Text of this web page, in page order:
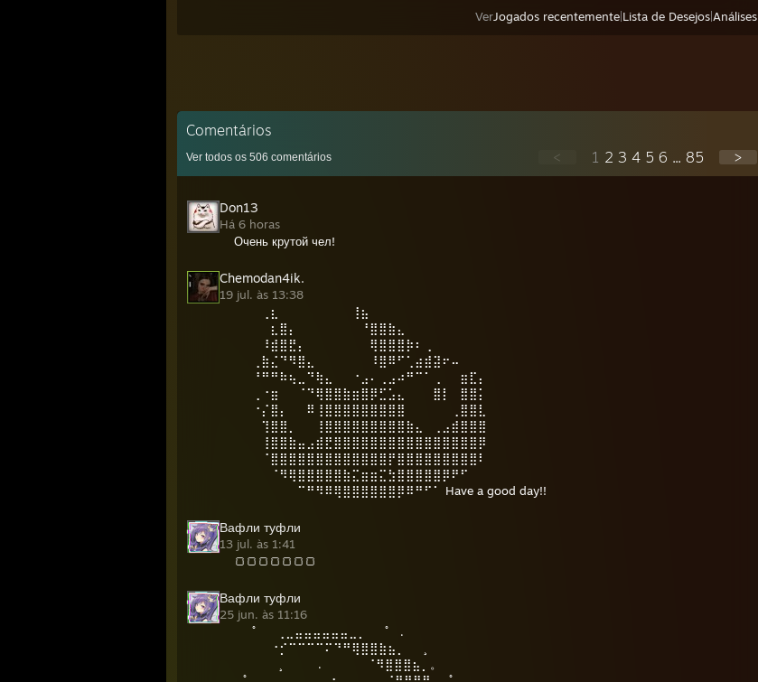
VerJogados recentemente Lista de Desejos Análises
Comentários
Ver todos os 506 comentários < 1 2 3 4 5 6 ... 85 >
Don13
Há 6 horas
Очень крутой чел!
Chemodan4ik.
19 jul. às 13:38
⠀⠀⠀⢀⣆⠀⠀⠀⠀⠀⠀⠀⠀⢸⣦
⠀⠀⠀⠀⣆⣿⡄⠀⠀⠀⠀⠀⠀⠀⠘⣿⣿⣷⣄
⠀⠀⠀⠸⣾⣿⣟⡄⠀⠀⠀⠀⠀⠀⠀⢿⣿⣿⣿⡷⠆⢀
⠀⠀⢀⣷⣌⠙⠻⣿⣄⠀⠀⠀⠀⠀⠀⠸⣿⠿⠋⢁⣴⣾⣽⠖⠤
⠀⠀⠘⠛⠛⠷⢦⣀⠙⢷⣄⠀⠀⠐⣠⠄⢀⣠⠴⠛⠉⠁⢀⠀⠀⣶⣏⡄
⠀⠀⢀⠐⣶⠀⠀⠈⠙⢿⣿⣿⣷⣶⣿⡿⣋⣡⣄⠀⠀⠀⣿⡇⠀⣿⣿⡅
⠀⠀⠐⡌⣿⡄⠀⠀⠿⢸⣿⣿⣿⣿⣿⣿⣿⣿⣿⠀⠀⠀⠀⠀⢀⣿⣿⣇
⠀⠀⠀⢹⣿⣿⡀⠀⠀⢸⣿⣿⣿⣿⣿⣿⣿⣿⣿⣷⣄⠀⢀⣠⣾⣿⣿⣿
⠀⠀⠀⢸⣿⣿⣷⣤⣠⣾⣟⣿⣿⣿⣿⣿⣿⣿⣿⣿⣿⣿⣿⣿⣿⣿⣿⡿
⠀⠀⠀⠈⣿⣿⣿⣿⣿⣿⣿⣿⣿⣿⣿⣿⣿⡟⣿⣿⣿⣿⣿⣿⣿⣿⣿⠇
⠀⠀⠀⠀⠈⠻⢿⣿⣿⣿⣿⣿⣷⣍⣶⣶⣍⣳⣿⣿⣿⣿⣿⡿⠟⠋
⠀⠀⠀⠀⠀⠀⠀⠉⠛⠻⠿⢿⣿⣿⣿⣿⣿⣿⡿⠿⠛⠋⠁ Have a good day!!
Вафли туфли
13 jul. às 1:41
🍞🍞🍞🍞🍞🍞🍞
Вафли туфли
25 jun. às 11:16
⠀⠀ﾟ⠀⠀⢀⣀⣤⣤⣤⣤⣤⣤⣀⡀⠀⠀ﾟ⠀.
⠀⠀⠀⠀⠐⡊⠉⠉⠉⠉⠍⠙⠛⢿⣿⣿⣷⣦⡀⠀⠀¸
⠀⠀⠀⠀⠀¸⠀⠀⠀⠀.⠀⠀⠀⠀⠀⠈⠻⣿⣿⣿⣦⡀。